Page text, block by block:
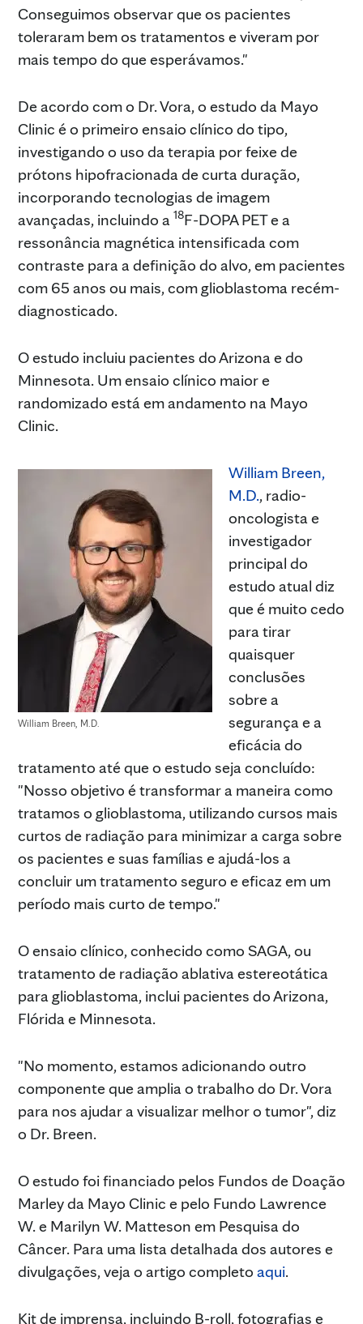
Conseguimos observar que os pacientes
toleraram bem os tratamentos e viveram por
mais tempo do que esperávamos."
De acordo com o Dr. Vora, o estudo da Mayo
Clinic é o primeiro ensaio clínico do tipo,
investigando o uso da terapia por feixe de
prótons hipofracionada de curta duração,
incorporando tecnologias de imagem
avançadas, incluindo a 18F-DOPA PET e a
ressonância magnética intensificada com
contraste para a definição do alvo, em pacientes
com 65 anos ou mais, com glioblastoma recém-
diagnosticado.
O estudo incluiu pacientes do Arizona e do
Minnesota. Um ensaio clínico maior e
randomizado está em andamento na Mayo
Clinic.
William Breen, M.D.
William Breen,
M.D., radio-
oncologista e
investigador
principal do
estudo atual diz
que é muito cedo
para tirar
quaisquer
conclusões
sobre a
segurança e a
eficácia do
tratamento até que o estudo seja concluído:
"Nosso objetivo é transformar a maneira como
tratamos o glioblastoma, utilizando cursos mais
curtos de radiação para minimizar a carga sobre
os pacientes e suas famílias e ajudá-los a
concluir um tratamento seguro e eficaz em um
período mais curto de tempo."
O ensaio clínico, conhecido como SAGA, ou
tratamento de radiação ablativa estereotática
para glioblastoma, inclui pacientes do Arizona,
Flórida e Minnesota.
"No momento, estamos adicionando outro
componente que amplia o trabalho do Dr. Vora
para nos ajudar a visualizar melhor o tumor", diz
o Dr. Breen.
O estudo foi financiado pelos Fundos de Doação
Marley da Mayo Clinic e pelo Fundo Lawrence
W. e Marilyn W. Matteson em Pesquisa do
Câncer. Para uma lista detalhada dos autores e
divulgações, veja o artigo completo aqui.
Kit de imprensa, incluindo B-roll, fotografias e